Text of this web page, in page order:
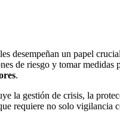
desempeñan un papel
de riesgo y tomar medidas
.
la gestión de crisis, la
requiere no solo vigilancia